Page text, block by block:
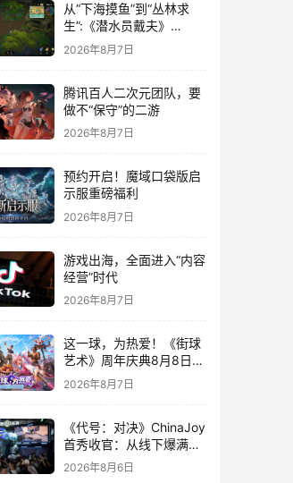
从“下海摸鱼”到“丛林求
生”:《潜水员戴夫》
DLC《丛林》移动端定档
8月14日
2026年8月7日
腾讯百人二次元团队，要
做不“保守”的二游
2026年8月7日
预约开启！魔域口袋版启
示服重磅福利
2026年8月7日
游戏出海，全面进入“内容
经营”时代
2026年8月7日
这一球，为热爱！《街球
艺术》周年庆典8月8日正
式上线，多重福利与全新
内容同步开启
2026年8月7日
《代号：对决》ChinaJoy
首秀收官：从线下爆满看
见玩家的真实期待
2026年8月6日